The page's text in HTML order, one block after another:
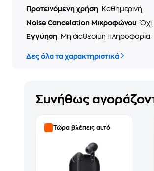
Προτεινόμενη χρήση Καθημερινή
Noise Cancelation Μικροφώνου Όχι
Εγγύηση
Μη διαθέσιμη πληροφορία
Δες όλα τα χαρακτηριστικά
Συνήθως
Τώρα βλέπεις αυτό